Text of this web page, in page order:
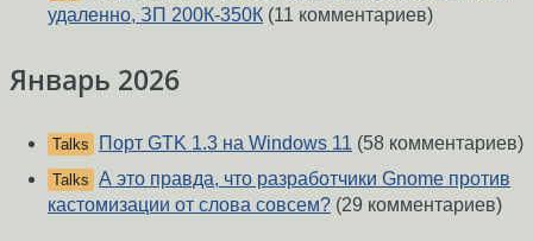
удаленно, ЗП 200К-350К (11 комментариев)
Январь 2026
Talks Порт GTK 1.3 на Windows 11 (58 комментариев)
Talks А это правда, что разработчики Gnome против
кастомизации от слова совсем? (29 комментариев)